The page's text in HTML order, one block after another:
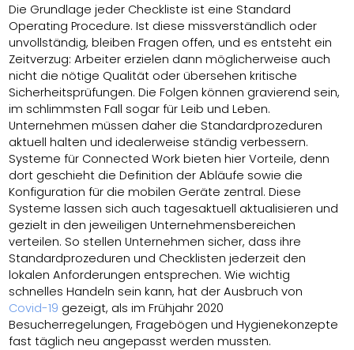
Die Grundlage jeder Checkliste ist eine Standard
Operating Procedure. Ist diese missverständlich oder
unvollständig, bleiben Fragen offen, und es entsteht ein
Zeitverzug: Arbeiter erzielen dann möglicherweise auch
nicht die nötige Qualität oder übersehen kritische
Sicherheitsprüfungen. Die Folgen können gravierend sein,
im schlimmsten Fall sogar für Leib und Leben.
Unternehmen müssen daher die Standardprozeduren
aktuell halten und idealerweise ständig verbessern.
Systeme für Connected Work bieten hier Vorteile, denn
dort geschieht die Definition der Abläufe sowie die
Konfiguration für die mobilen Geräte zentral. Diese
Systeme lassen sich auch tagesaktuell aktualisieren und
gezielt in den jeweiligen Unternehmensbereichen
verteilen. So stellen Unternehmen sicher, dass ihre
Standardprozeduren und Checklisten jederzeit den
lokalen Anforderungen entsprechen. Wie wichtig
schnelles Handeln sein kann, hat der Ausbruch von
Covid-19 gezeigt, als im Frühjahr 2020
Besucherregelungen, Fragebögen und Hygienekonzepte
fast täglich neu angepasst werden mussten.